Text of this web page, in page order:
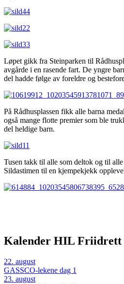
Løpet gikk fra Steinparken til
avgårde i en rasende fart. De yngre
del hadde følge av foreldre og
På Rådhusplassen fikk alle barna
også mange flotte premier som ble
del heldige barn.
Tusen takk til alle som deltok og til
Sildastimen til en kjempekjekk
Kalender HIL Friidrett
22. august
GASSCO-lekene dag 1
23. august